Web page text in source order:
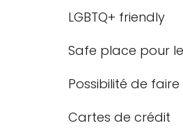
LGBTQ+ friendly
Safe place pour
Possibilité de
Cartes de crédit